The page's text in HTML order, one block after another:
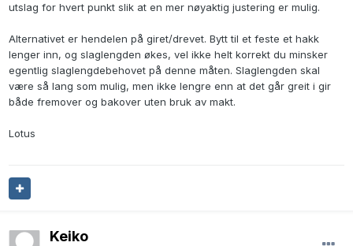
utslag for hvert punkt slik at en mer nøyaktig justering er mulig.
Alternativet er hendelen på giret/drevet. Bytt til et feste et hakk
lenger inn, og slaglengden økes, vel ikke helt korrekt du minsker
egentlig slaglengdebehovet på denne måten. Slaglengden skal
være så lang som mulig, men ikke lengre enn at det går greit i gir
både fremover og bakover uten bruk av makt.
Lotus
Keiko